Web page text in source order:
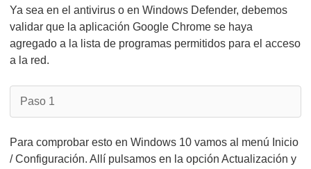
Ya sea en el antivirus o en Windows Defender, debemos
validar que la aplicación Google Chrome se haya
agregado a la lista de programas permitidos para el acceso
a la red.
Paso 1
Para comprobar esto en Windows 10 vamos al menú Inicio
/ Configuración. Allí pulsamos en la opción Actualización y